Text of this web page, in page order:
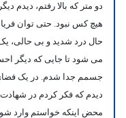
دو متر که بالا رفتم، دیدم
هیچ کس نبود. حتی توان
حال درد شدید و بی حالی،
می شود تا جایی که دیگر
جسمم جدا شدم. در یک فضای
دیدم که فکر کردم در
محض اینکه خواستم وارد